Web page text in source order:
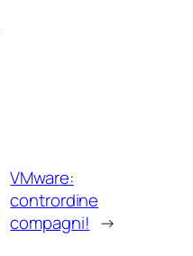
VMware:
contrordine
compagni! →